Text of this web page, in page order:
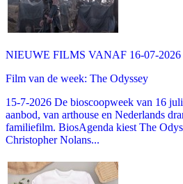
NIEUWE FILMS VANAF 16-07-2026
Film van de week: The Odyssey
15-7-2026 De bioscoopweek van 16
aanbod, van arthouse en Nederlands
familiefilm. BiosAgenda kiest The
Christopher Nolans...